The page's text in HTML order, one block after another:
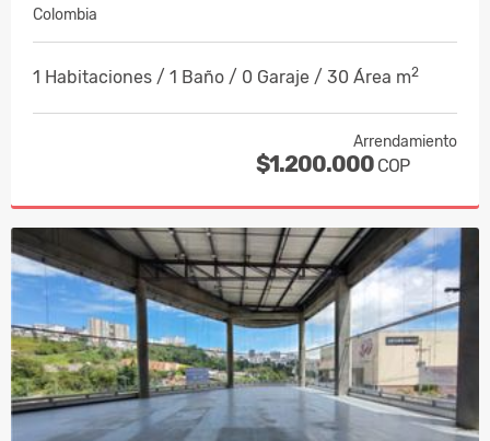
Colombia
1 Habitaciones / 1 Baño / 0 Garaje / 30 Área m2
Arrendamiento
$1.200.000 COP